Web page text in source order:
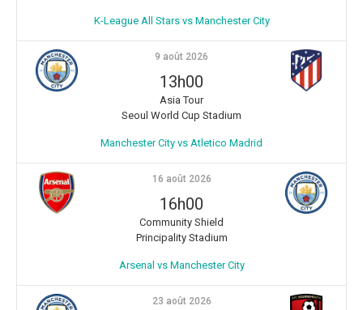
K-League All Stars vs Manchester City
9 août 2026
13h00
Asia Tour
Seoul World Cup Stadium
Manchester City vs Atletico Madrid
16 août 2026
16h00
Community Shield
Principality Stadium
Arsenal vs Manchester City
23 août 2026